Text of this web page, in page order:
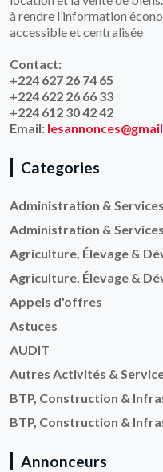
à rendre l’information
accessible et centralisée
Contact:
+224 627 26 74 65
+224 622 26 66 33
+224 612 30 42 42
Email:
Categories
Administration &
Administration &
Agriculture, Élevage &
Agriculture, Élevage &
Appels d'offres
Astuces
AUDIT
Autres Activités &
BTP, Construction &
BTP, Construction &
Annonceurs